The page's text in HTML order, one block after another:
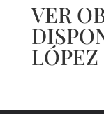
VER
LÓPEZ